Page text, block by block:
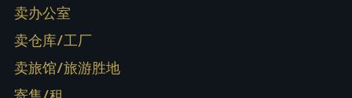
卖办公室
卖仓库/工厂
卖旅馆/旅游胜地